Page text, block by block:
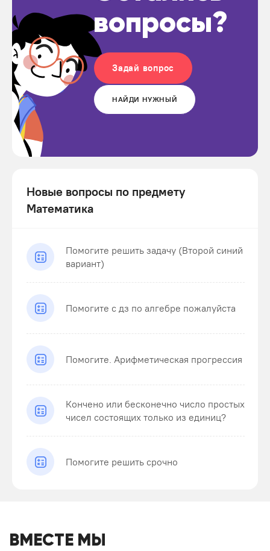
вопросы?
Задай вопрос
НАЙДИ НУЖНЫЙ
Новые вопросы по предмету
Математика
Помогите решить задачу (Второй синий
вариант)
Помогите с дз по алгебре пожалуйста
Помогите. Арифметическая прогрессия
Кончено или бесконечно число простых
чисел состоящих только из единиц?
Помогите решить срочно
ВМЕСТЕ МЫ